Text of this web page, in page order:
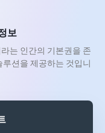
보
는 인간의 기본권을 존
션을 제공하는 것입니